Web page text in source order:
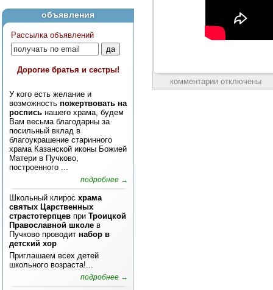
объявления
Рассылка объявлений
Дорогие братья и сестры!
У кого есть желание и
возможность пожертвовать на
роспись нашего храма, будем
Вам весьма благодарны за
посильный вклад в
благоукрашение старинного
храма Казанской иконы Божией
Матери в Пучково,
построенного ...
подробнее →
Школьный клирос храма
святых Царственных
страстотерпцев при Троицкой
Православной школе в
Пучково проводит набор в
детский хор
Приглашаем всех детей
школьного возраста!...
подробнее →
комментарии отключены